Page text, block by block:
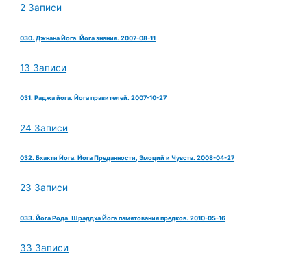
2 Записи
030. Джнана Йога. Йога знания. 2007-08-11
13 Записи
031. Раджа йога. Йога правителей. 2007-10-27
24 Записи
032. Бхакти Йога. Йога Преданности, Эмоций и Чувств. 2008-04-27
23 Записи
033. Йога Рода. Шраддха Йога памятования предков. 2010-05-16
33 Записи